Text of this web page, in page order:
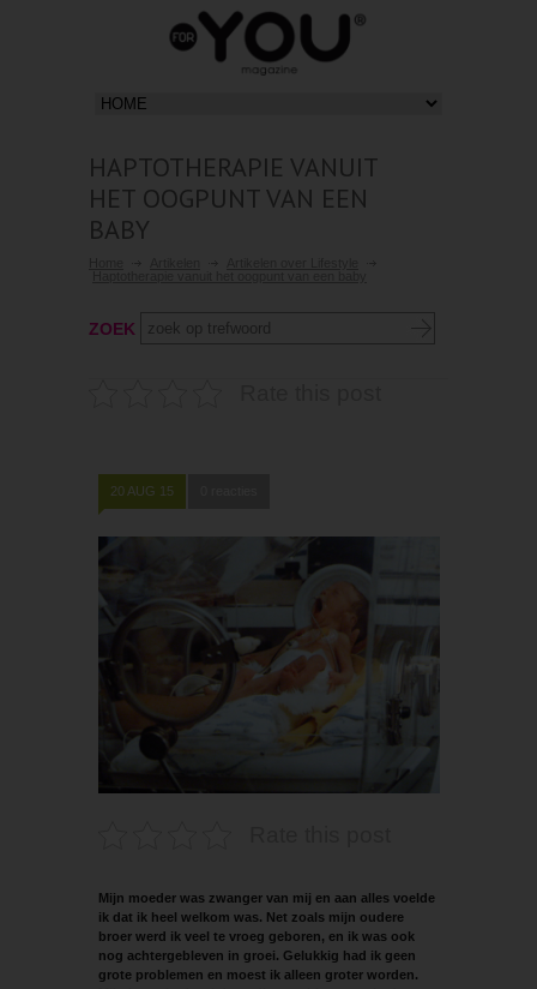
HAPTOTHERAPIE VANUIT
HET OOGPUNT VAN EEN
BABY
ZOEK
20 AUG 15
Mijn moeder was zwanger van mij en aan alles voelde
ik dat ik heel welkom was. Net zoals mijn oudere
broer werd ik veel te vroeg geboren, en ik was ook
nog achtergebleven in groei. Gelukkig had ik geen
grote problemen en moest ik alleen groter worden.